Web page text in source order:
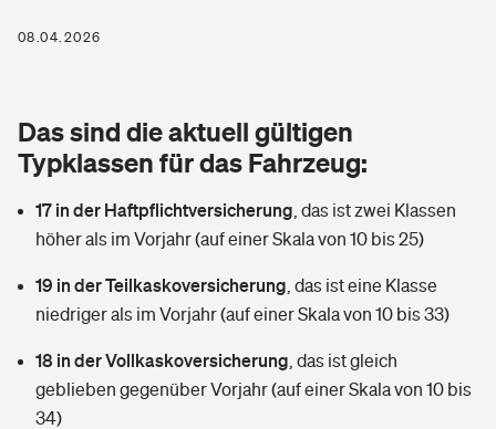
Zur Übersicht
Tools
Wer versichert was: Jetzt Versicherer finden
Sie haben Fragen?
Glasversicherung
Mietkautionsversicherung
Restkreditversicherung
Zur Übersicht
Kinderunfall­ver­si­che­rung
Kinderinvalidität
Reiseversicherung
Pferdehalter-Haftpflicht
Private Krankenversicherung
Dread-Disease-Versicherung
Tierkrankenversicherung
Wer versichert was: Jetzt Versicherer finden
08.04.2026
Das sind die aktuell gültigen
Typklassen für das Fahrzeug:
17 in der Haftpflichtversicherung das ist zwei Klassen
höher als im Vorjahr (auf einer Skala von 10 bis 25)
19 in der Teilkaskoversicherung das ist eine Klasse
niedriger als im Vorjahr (auf einer Skala von 10 bis 33)
18 in der Vollkaskoversicherung das ist gleich
geblieben gegenüber Vorjahr (auf einer Skala von 10 bis
34)